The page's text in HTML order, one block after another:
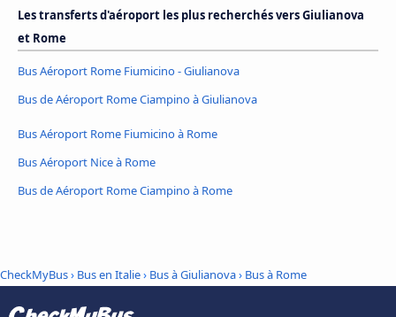
Les transferts d'aéroport les plus recherchés vers Giulianova
et Rome
Bus Aéroport Rome Fiumicino - Giulianova
Bus de Aéroport Rome Ciampino à Giulianova
Bus Aéroport Rome Fiumicino à Rome
Bus Aéroport Nice à Rome
Bus de Aéroport Rome Ciampino à Rome
CheckMyBus› Bus en Italie› Bus à Giulianova› Bus à Rome